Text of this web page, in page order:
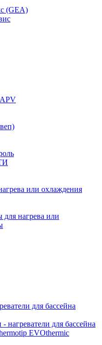
(GEA)
или охлаждения
для нагрева или
для бассейна
нагреватели для бассейна
EVOthermic